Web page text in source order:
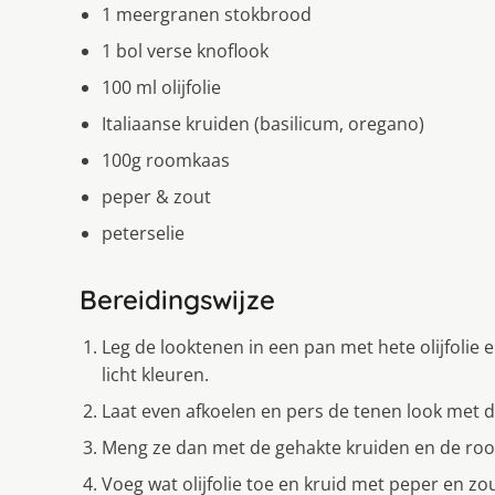
1 meergranen stokbrood
1 bol verse knoflook
100 ml olijfolie
Italiaanse kruiden (basilicum, oregano)
100g roomkaas
peper & zout
peterselie
Bereidingswijze
Leg de looktenen in een pan met hete olijfolie
licht kleuren.
Laat even afkoelen en pers de tenen look met
Meng ze dan met de gehakte kruiden en de
Voeg wat olijfolie toe en kruid met peper en